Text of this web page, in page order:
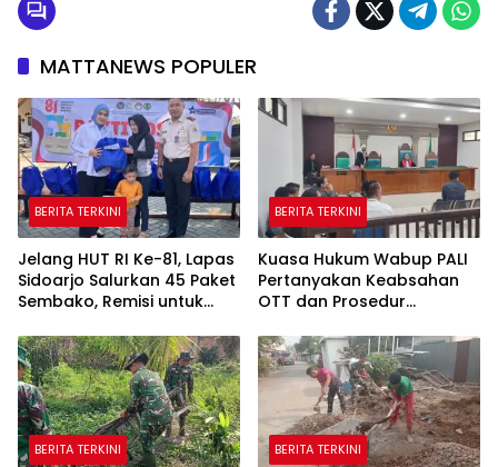
MATTANEWS POPULER
BERITA TERKINI
Jelang HUT RI Ke-81, Lapas
Sidoarjo Salurkan 45 Paket
Sembako, Remisi untuk
BERITA TERKINI
Kuasa Hukum Wabup PALI
Pertanyakan Keabsahan
OTT dan Prosedur
Undang-Undang
BERITA TERKINI BERITA TERKINI